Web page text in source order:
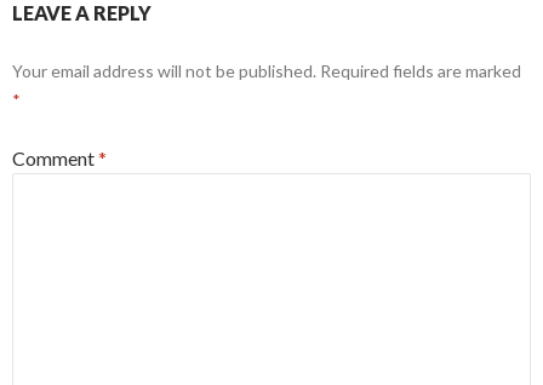
LEAVE A REPLY
Your email address will not be published. Required fields are marked
*
Comment*